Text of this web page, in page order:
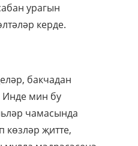
урагын
керде.
бакчадан
Инде мин бу
чамасында
җитте,